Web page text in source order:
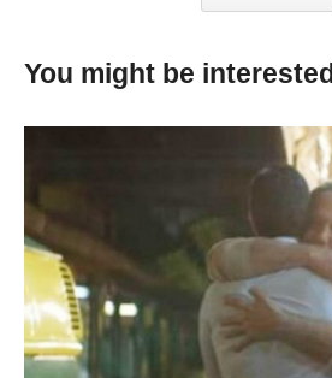
αυτό το γεγονός. «Καλησπέρα σε
Τι κάνετε; Πως είστε; Είστε στα
την αδιανόητη που μας δέρνει,
με κάποιο τρόπο ότι πρέπει να
εσάς που έρχεστε εδώ και εμάς
να δουλέψουμε. Οπότε από
μέχρι πόσο καιρό, δεν θα έχουμε
άνθρωποι που ήρθαν να
το κοινό», είπε ο Νίκος
You might be